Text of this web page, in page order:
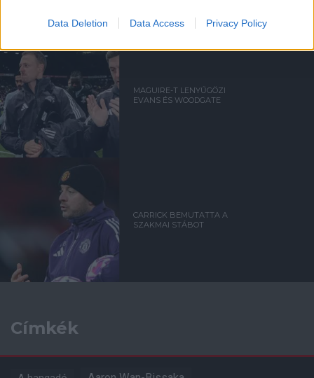
Data Deletion Data Access Privacy Policy
MAGUIRE-T LENYŰGÖZI
EVANS ÉS WOODGATE
CARRICK BEMUTATTA A
SZAKMAI STÁBOT
Címkék